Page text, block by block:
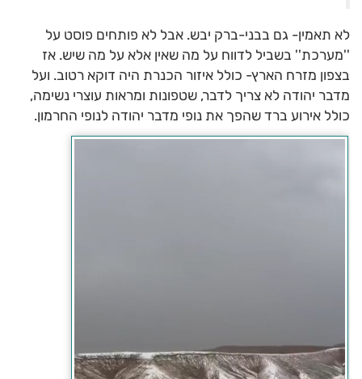
לא תאמין- גם בבני-ברק יבש. אבל לא פותחים פוסט על
''מערכת'' בשביל לדווח על מה שאין אלא על מה שיש. אז
בצפון מזרח הארץ- כולל איזור הכנרת היה דוקא רטוב. ועל
מדבר יהודה לא צריך לדבר, שטפונות ומראות עוצרי נשימה,
כולל אירוע ברד שהפך את נופי מדבר יהודה לנופי החרמון.